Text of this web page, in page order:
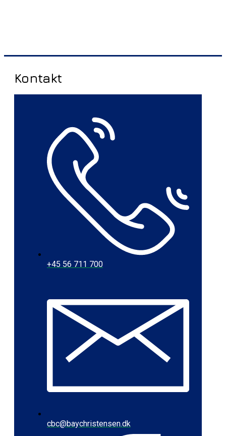
Kontakt
+45 56 711 700
cbc@baychristensen.dk